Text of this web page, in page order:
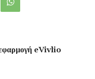
eVivlio